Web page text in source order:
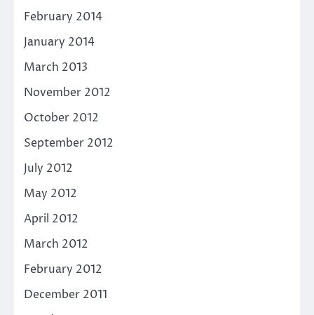
February 2014
January 2014
March 2013
November 2012
October 2012
September 2012
July 2012
May 2012
April 2012
March 2012
February 2012
December 2011